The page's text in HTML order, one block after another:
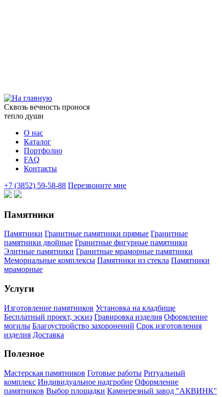
Сквозь вечность пронося
тепло души
О нас
Каталог
Портфолио
FAQ
Контакты
+7 (3852) 59-58-88 Перезвоните мне
Памятники
Памятники Гранитные памятники прямые Гранитные
памятники двойные Гранитные фигурные памятники
Элитные памятники Гранитные мраморные памятники
Мемориальные комплексы Памятники из стекла Памятники
мраморные
Услуги
Изготовление памятников Установка на кладбище
Бесплатный проект, эскиз Гравировка изделия Оформление
могилы Благоустройство захоронений Срок изготовления
изделия Доставка
Полезное
Мастерская памятников Готовые работы Ритуальный
комплекс Индивидуальное надгробие Оформление
памятников Выбор площадки Камнерезный завод "АКВИНК"